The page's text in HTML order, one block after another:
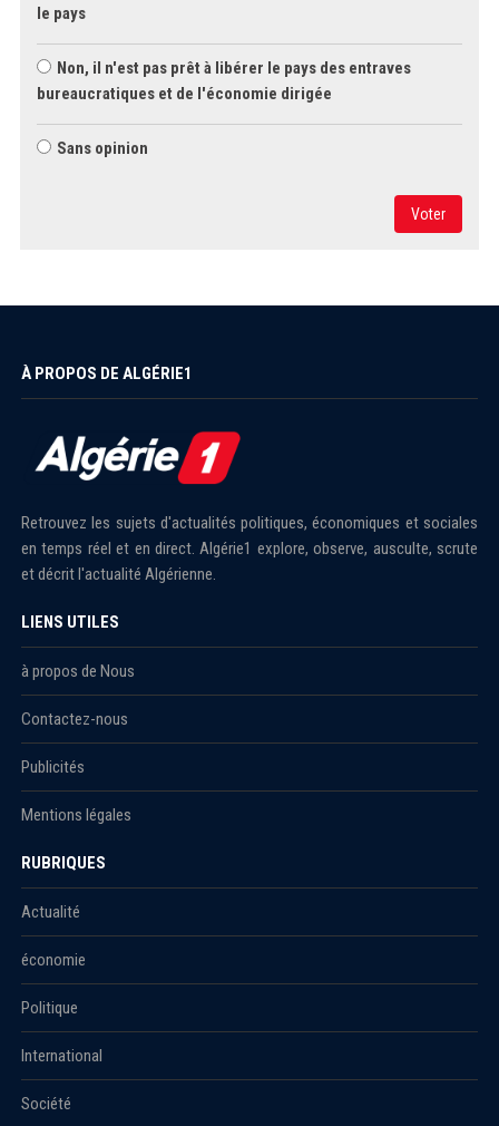
le pays
Non, il n'est pas prêt à libérer le pays des entraves
bureaucratiques et de l'économie dirigée
Sans opinion
Voter
À PROPOS DE ALGÉRIE1
Retrouvez les sujets d'actualités politiques, économiques et sociales
en temps réel et en direct. Algérie1 explore, observe, ausculte, scrute
et décrit l'actualité Algérienne.
LIENS UTILES
à propos de Nous
Contactez-nous
Publicités
Mentions légales
RUBRIQUES
Actualité
économie
Politique
International
Société